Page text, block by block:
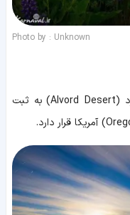
Photo by : Unknown
عکاس این منظره ی زیبا را در بیابان آلورد (Alvord Desert) به ثبت